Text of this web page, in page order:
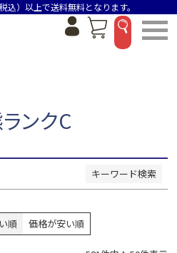
込）以上で送料無料となります。
ンクC
キーワード検索
順 価格が安い順